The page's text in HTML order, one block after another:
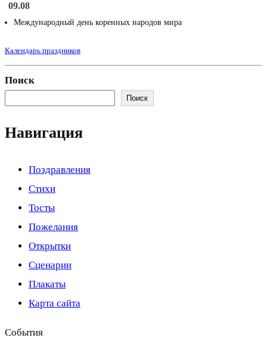
09.08
Международный день коренных народов мира
Календарь праздников
Поиск
Поиск
Навигация
Поздравления
Стихи
Тосты
Пожелания
Открытки
Сценарии
Плакаты
Карта сайта
События